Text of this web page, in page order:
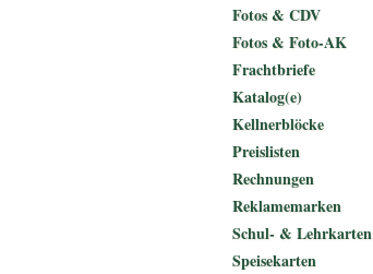
Fotos & CDV
Fotos & Foto-AK
Frachtbriefe
Katalog(e)
Kellnerblöcke
Preislisten
Rechnungen
Reklamemarken
Schul- & Lehrkarten
Speisekarten